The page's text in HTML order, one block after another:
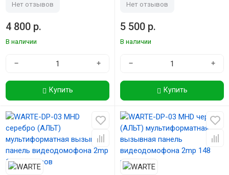
Нет отзывов
4 800 р.
В наличии
− +
Купить
Нет отзывов
5 500 р.
В наличии
− +
Купить